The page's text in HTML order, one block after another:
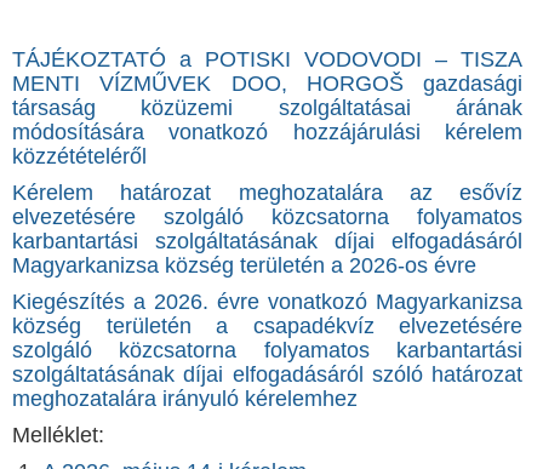
TÁJÉKOZTATÓ a POTISKI VODOVODI – TISZA
MENTI VÍZMŰVEK DOO, HORGOŠ gazdasági
társaság közüzemi szolgáltatásai árának
módosítására vonatkozó hozzájárulási kérelem
közzétételéről
Kérelem határozat meghozatalára az esővíz
elvezetésére szolgáló közcsatorna folyamatos
karbantartási szolgáltatásának díjai elfogadásáról
Magyarkanizsa község területén a 2026-os évre
Kiegészítés a 2026. évre vonatkozó Magyarkanizsa
község területén a csapadékvíz elvezetésére
szolgáló közcsatorna folyamatos karbantartási
szolgáltatásának díjai elfogadásáról szóló határozat
meghozatalára irányuló kérelemhez
Melléklet: